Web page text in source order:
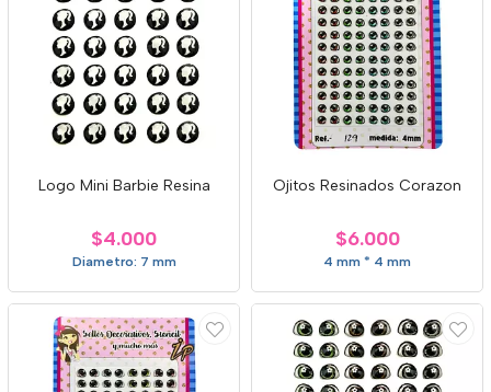
Logo Mini Barbie Resina
$4.000
Diametro: 7 mm
Ojitos Resinados Corazon
$6.000
4 mm * 4 mm